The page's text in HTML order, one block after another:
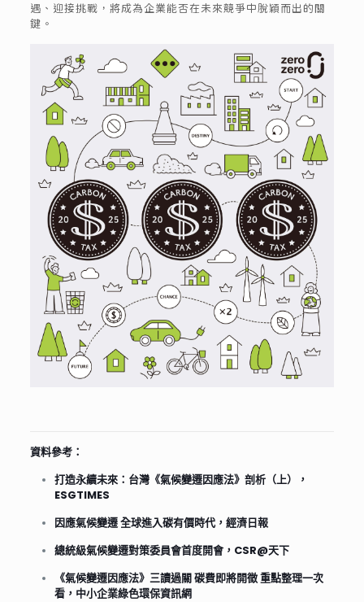
遇、迎接挑戰，將成為企業能否在未來競爭中脫穎而出的關
鍵。
資料參考：
打造永續未來：台灣《氣候變遷因應法》剖析（上），
ESGTIMES
因應氣候變遷 全球進入碳有價時代，經濟日報
總統級氣候變遷對策委員會首度開會，CSR@天下
《氣候變遷因應法》三讀過關 碳費即將開徵 重點整理一次
看，中小企業綠色環保資訊網